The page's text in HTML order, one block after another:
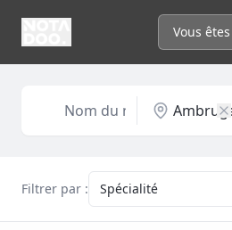
Vous
Filtrer par : Spécialité